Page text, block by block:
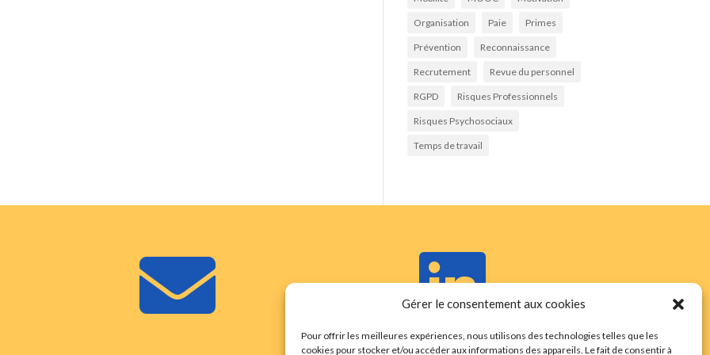
Gérer le consentement aux cookies
Pour offrir les meilleures expériences, nous utilisons des technologies telles que les
cookies pour stocker et/ou accéder aux informations des appareils. Le fait de consentir à
Organisation Paie Primes
Prévention Reconnaissance
Recrutement Revue du personnel
RGPD Risques Professionnels
Risques Psychosociaux
Temps de travail
 